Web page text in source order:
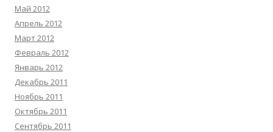
Май 2012
Апрель 2012
Март 2012
Февраль 2012
Январь 2012
Декабрь 2011
Ноябрь 2011
Октябрь 2011
Сентябрь 2011